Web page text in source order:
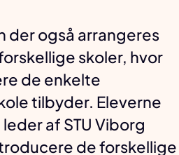
der også arrangeres
skoler, hvor
de enkelte
tilbyder. Eleverne
af STU Viborg
de forskellige